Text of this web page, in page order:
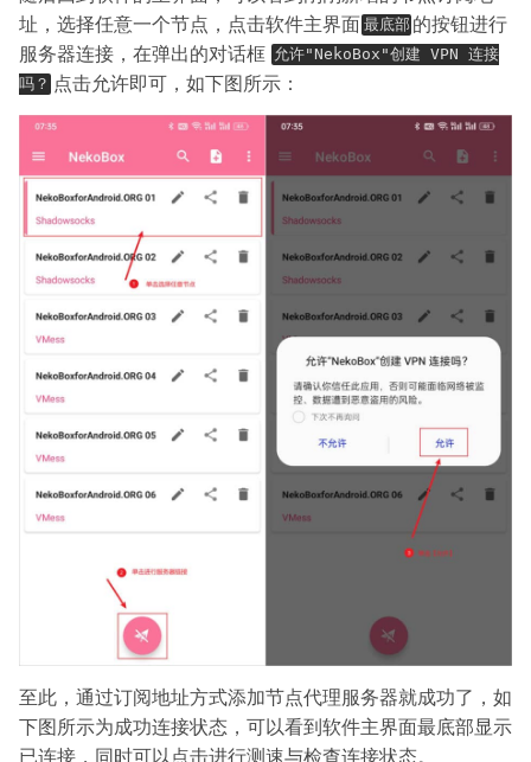
址，选择任意一个节点，点击软件主界面 最底部 的按钮进行
服务器连接，在弹出的对话框 允许"NekoBox"创建 VPN 连接
吗？ 点击允许即可，如下图所示：
至此，通过订阅地址方式添加节点代理服务器就成功了，如
下图所示为成功连接状态，可以看到软件主界面最底部显示
已连接，同时可以点击进行测速与检查连接状态。